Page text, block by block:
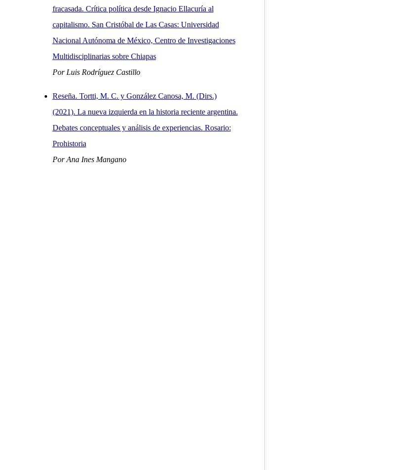
fracasada. Crítica política desde Ignacio Ellacuría al
capitalismo. San Cristóbal de Las Casas: Universidad
Nacional Autónoma de México, Centro de Investigaciones
Multidisciplinarias sobre Chiapas
Por Luis Rodríguez Castillo
Reseña. Tortti, M. C. y González Canosa, M. (Dirs.)
(2021). La nueva izquierda en la historia reciente argentina.
Debates conceptuales y análisis de experiencias. Rosario:
Prohistoria
Por Ana Ines Mangano